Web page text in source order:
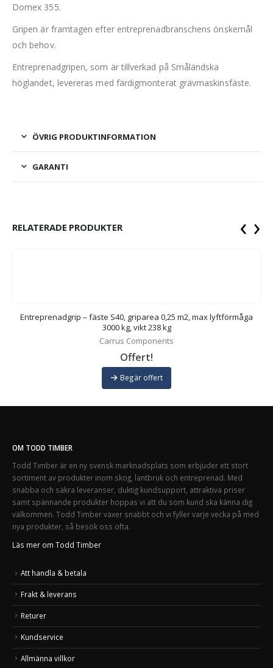
Domex 355.
Gripen är framtagen efter entreprenadbranschens önskemål
och behov.
Entreprenadgripen, som är tillverkad på Småländska
höglandet, levereras med färdigmonterat grävmaskinsfäste.
ÖVRIG PRODUKTINFORMATION
GARANTI
RELATERADE PRODUKTER
Entreprenadgrip – fäste S40, griparea 0,25 m2, max lyftförmåga
3000 kg, vikt 238 kg
Carrus Components
Offert!
Begär offert
‹ ›
OM TODD TIMBER
Todd Timber är en ny svensk marknadsplats som erbjuder ett stort
sortiment av produkter inom skog, lantbruk och entreprenad. Med
snabba och säkra leveranser, duktig kundsupport, attraktiva priser
samt spännande produkter hoppas vi att du som kund ska känna dig
välkommen. Todd Timber växer snabbt och vi fyller varje vecka på med
nya produkter, så besök oss ofta.
Läs mer om Todd Timber
Att handla & betala
Frakt & leverans
Returer
Kundservice
Allmänna villkor